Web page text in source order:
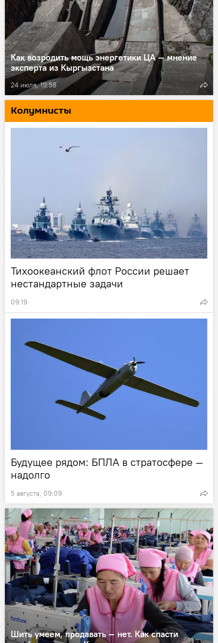
Как возродить мощь энергетики ЦА — мнение
эксперта из Кыргызстана
24 июля, 19:58
Колумнисты
Тихоокеанский флот России решает
нестандартные задачи
09:19
Будущее рядом: БПЛА в стратосфере —
надолго
5 августа, 09:09
Шить умеем, продавать — нет. Как спасти